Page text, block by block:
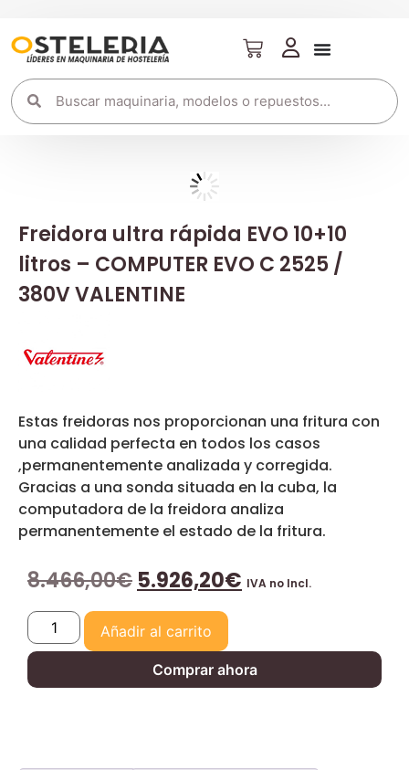
Freidora ultra rápida EVO 10+10
litros – COMPUTER EVO C 2525 /
380V VALENTINE
Estas freidoras nos proporcionan una fritura con
una calidad perfecta en todos los casos
,permanentemente analizada y corregida.
Gracias a una sonda situada en la cuba, la
computadora de la freidora analiza
permanentemente el estado de la fritura.
8.466,00€ 5.926,20€ IVA no Incl.
Añadir al carrito
Comprar ahora